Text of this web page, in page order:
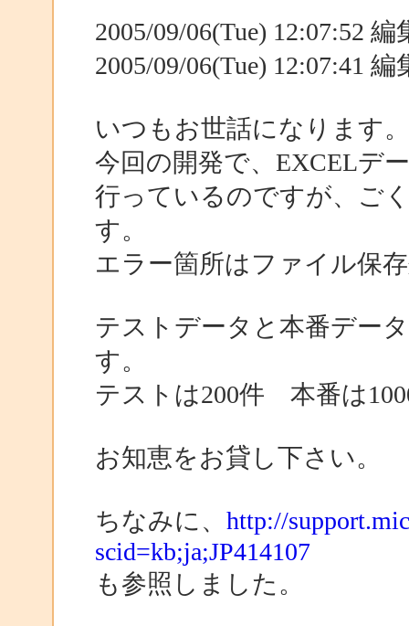
2005/09/06(Tue) 12:07:52
2005/09/06(Tue) 12:07:41
いつもお世話になります。
今回の開発で、EXCELデ
行っているのですが、ご
す。
エラー箇所はファイル保
テストデータと本番デー
す。
テストは200件 本番は
お知恵をお貸し下さい。
ちなみに、 http://
scid=kb;ja;JP414107
も参照しました。